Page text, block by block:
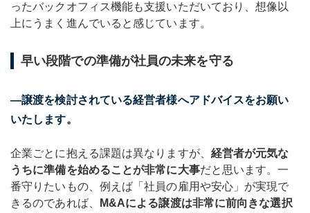
ったバックオフィス機能も支援いただいており、想像以
上にうまく進んでいると感じています。
早い段階での準備が社員の未来を守る
―譲渡を検討されている経営者様へアドバイスをお願い
いたします。
企業ごとに抱える課題は異なりますが、 経営者が元気な
うちに準備を始めることが非常に大事だと思います。一
番守りたいもの、例えば「社員の雇用や安心」が実現で
きるのであれば、
M&Aによる譲渡は非常に前向きな選択